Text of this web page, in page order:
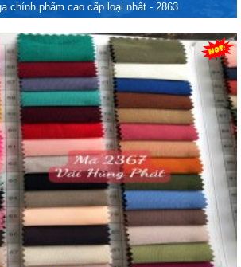
chính phẩm cao cấp loại nhất - 2863